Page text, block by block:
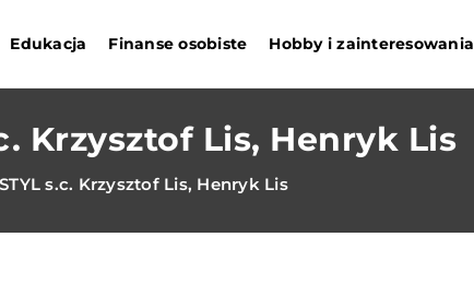
Edukacja Finanse osobiste Hobby i zainteresowania
Krzysztof Lis, Henryk Lis
s.c. Krzysztof Lis, Henryk Lis